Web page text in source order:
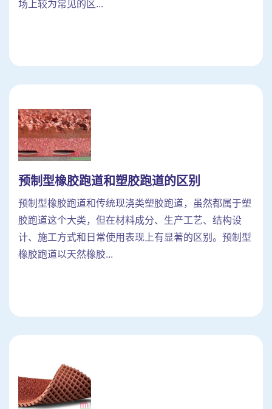
场上较为常见的区...
预制型橡胶跑道和塑胶跑道的区别
预制型橡胶跑道和传统现浇类塑胶跑道，虽然都属于塑
胶跑道这个大类，但在材料成分、生产工艺、结构设
计、施工方式和日常使用表现上有显著的区别。预制型
橡胶跑道以天然橡胶...